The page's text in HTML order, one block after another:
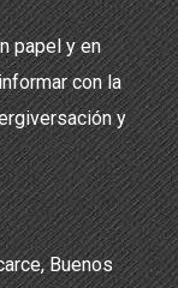
papel y en
con la
y
Buenos